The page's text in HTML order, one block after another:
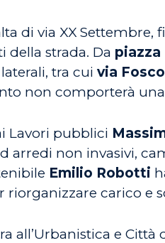
di via XX Settembre,
della strada. Da piazza
tra cui via
non comporterà
Lavori pubblici
arredi non invasivi,
Emilio Robotti
riorganizzare carico e
all’Urbanistica e